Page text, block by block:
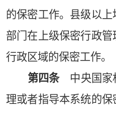
的保密工作。县级以
部门在上级保密行政
行政区域的保密工作。
第四条中央国家
理或者指导本系统的